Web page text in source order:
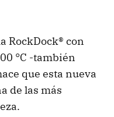
RockDock® con
°C -también
que esta nueva
de las más